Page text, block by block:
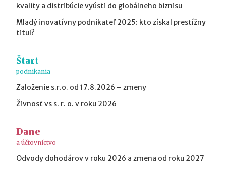
kvality a distribúcie vyústi do globálneho biznisu
Mladý inovatívny podnikateľ 2025: kto získal prestížny
titul?
Štart
podnikania
Založenie s.r.o. od 17.8.2026 – zmeny
Živnosť vs s. r. o. v roku 2026
Dane
a účtovníctvo
Odvody dohodárov v roku 2026 a zmena od roku 2027